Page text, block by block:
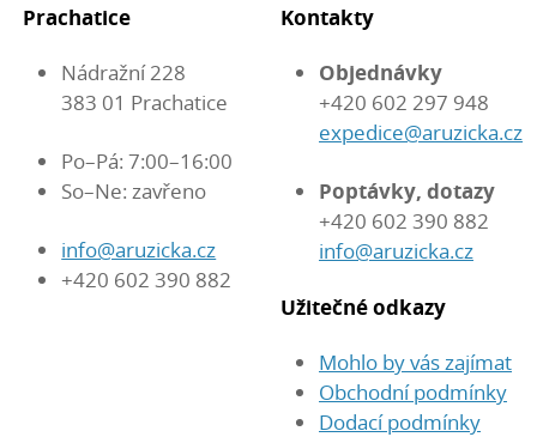
Prachatice
Nádražní 228
383 01 Prachatice
Po–Pá: 7:00–16:00
So–Ne: zavřeno
info@aruzicka.cz
+420 602 390 882
Kontakty
Objednávky
+420 602 297 948
expedice@aruzicka.cz
Poptávky, dotazy
+420 602 390 882
info@aruzicka.cz
Užitečné odkazy
Mohlo by vás zajímat
Obchodní podmínky
Dodací podmínky